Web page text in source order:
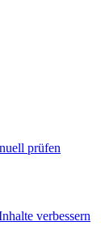
prüfen
verbessern